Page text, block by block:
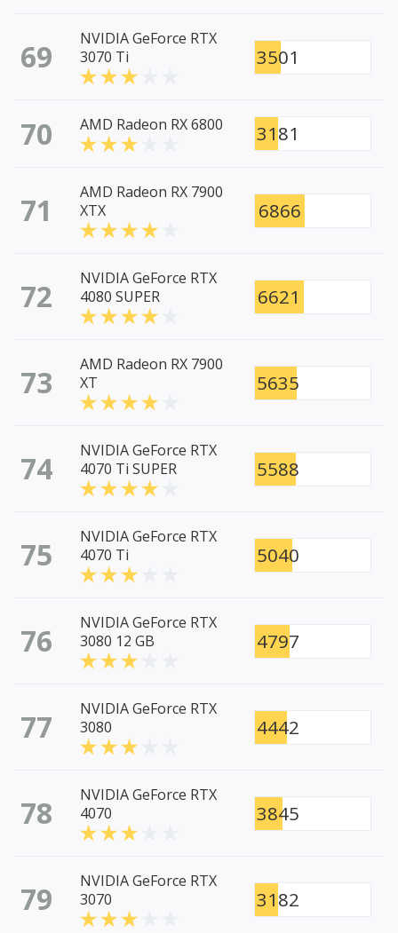
69
NVIDIA GeForce RTX
3070 Ti
3501
70 AMD Radeon RX 6800 3181
71
AMD Radeon RX 7900
XTX
6866
72
NVIDIA GeForce RTX
4080 SUPER
6621
73
AMD Radeon RX 7900
XT
5635
74
NVIDIA GeForce RTX
4070 Ti SUPER
5588
75
NVIDIA GeForce RTX
4070 Ti
5040
76
NVIDIA GeForce RTX
3080 12 GB
4797
77
NVIDIA GeForce RTX
3080
4442
78
NVIDIA GeForce RTX
4070
3845
79
NVIDIA GeForce RTX
3070
3182